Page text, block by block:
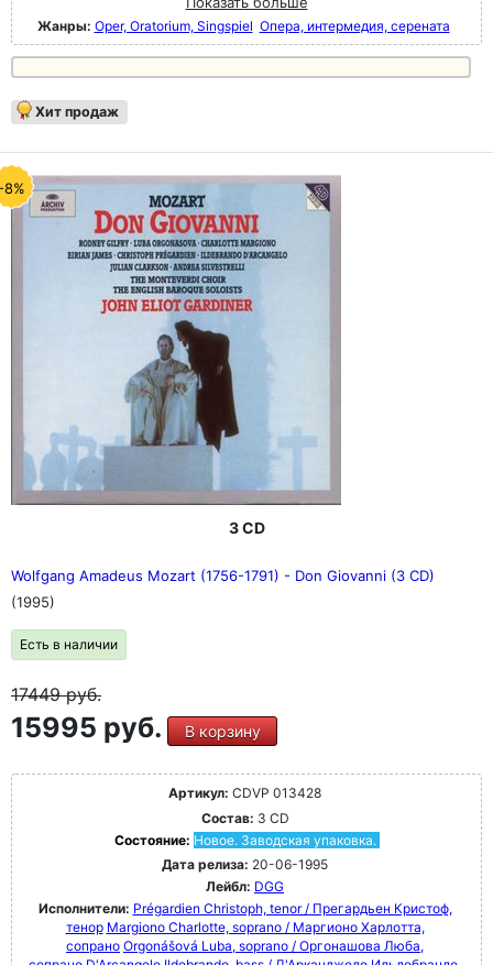
Жанры: Oper, Oratorium, Singspiel Опера, интермедия, серената
Хит продаж
8%
3 CD
Wolfgang Amadeus Mozart (1756-1791) - Don Giovanni (3 CD)
(1995)
Есть в наличии
17449руб.
15995 руб. В корзину
Артикул: CDVP 013428
Состав: 3 CD
Состояние: Новое. Заводская упаковка.
Дата релиза: 20-06-1995
Лейбл: DGG
Исполнители: Prégardien Christoph, tenor / Прегардьен Кристоф,
тенор Margiono Charlotte, soprano / Маргионо Харлотта,
сопрано Orgonášová Luba, soprano / Оргонашова Люба,